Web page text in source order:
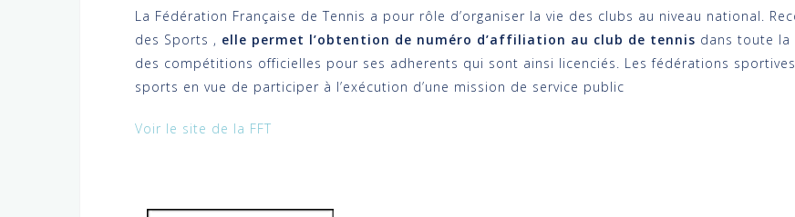
La Fédération Française de Tennis a pour rôle d’organiser la vie des clubs au niveau national.
des Sports , elle permet l’obtention de numéro d’affiliation au club de tennis dans toute la
des compétitions officielles pour ses adherents qui sont ainsi licenciés. Les fédérations
sports en vue de participer à l’exécution d’une mission de service public
Voir le site de la FFT